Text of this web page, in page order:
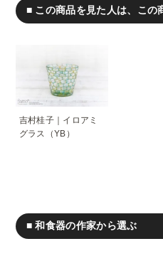
■ この商品を見た人は、この
吉村桂子｜イロアミ
グラス（YB）
■ 和食器の作家から選ぶ